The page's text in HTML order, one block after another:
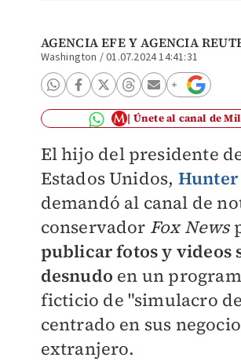
AGENCIA EFEYAGENCIA
Washington /01.07.2024 14:41:31
Únete al canal de
El hijo del presidente
Estados Unidos,
demandó al canal de
conservador Fox News
publicar fotos y videos
desnudo en un
ficticio de "simulacro
centrado en sus
extranjero.